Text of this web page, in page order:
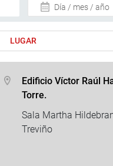
Día / mes / año
LUGAR
Edificio Víctor Raúl
Torre.
Sala Martha
Treviño